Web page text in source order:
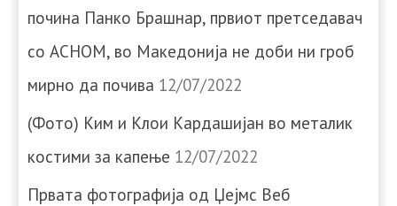
почина Панко Брашнар, првиот претседавач
со АСНОМ, во Македонија не доби ни гроб
мирно да почива 12/07/2022
(Фото) Ким и Клои Кардашијан во металик
костими за капење 12/07/2022
Првата фотографија од Џејмс Веб